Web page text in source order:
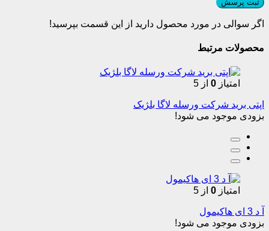
ثبت پرسش
اگر سوالی در مورد محصول دارید از این قسمت بپرسید!
محصولات مرتبط
امتیاز 0 از 5
اپتی برید شرکت ورسله لاگا بلژیک
بزودی موجود می شود!
امتیاز 0 از 5
آ د 3 ای هاکیمول
بزودی موجود می شود!